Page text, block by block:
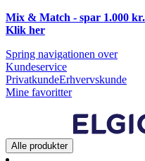
Mix & Match - spar 1.000
Klik her
Spring navigationen over
Kundeservice
PrivatkundeErhvervskunde
Mine favoritter
Alle produkter